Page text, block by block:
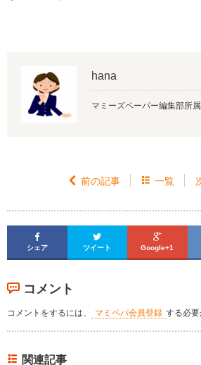
hana
マミーズペーパー編集部所
 前の記事  一覧

シェア

ツイート

Google+1
コメント
コメントをするには、 マミペパ会員登録 する必要
関連記事